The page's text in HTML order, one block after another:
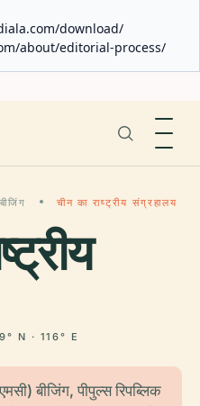
download/
about/editorial-process/
बीजिंग चीन का राष्ट्रीय संग्रहालय
N · 116° E
बीजिंग, पीपुल्स रिपब्लिक